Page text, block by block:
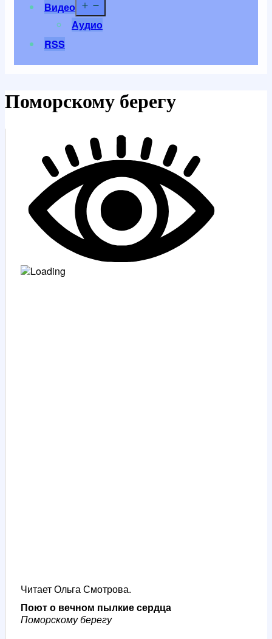
Видео
Аудио
RSS
Поморскому берегу
Читает Ольга Смотрова.
Поют о вечном пылкие сердца
Поморскому берегу